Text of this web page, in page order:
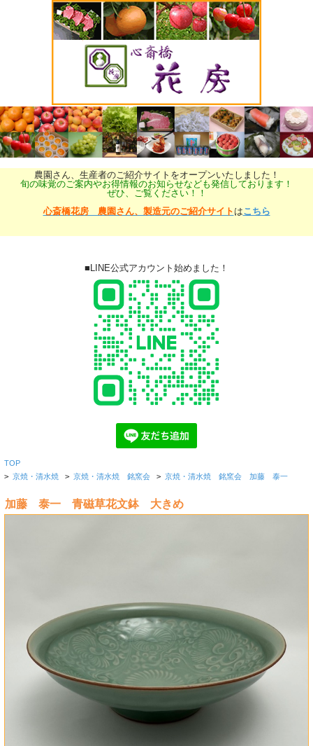
農園さん、生産者のご紹介サイトをオープンいたしました！
旬の味覚のご案内やお得情報のお知らせなども発信しております！
ぜひ、ご覧ください！！
心斎橋花房 農園さん、製造元のご紹介サイト はこちら
■LINE公式アカウント始めました！
TOP
> 京焼・清水焼 > 京焼・清水焼 銘窯会 > 京焼・清水焼 銘窯会 加藤 泰一
加藤 泰一 青磁草花文鉢 大きめ